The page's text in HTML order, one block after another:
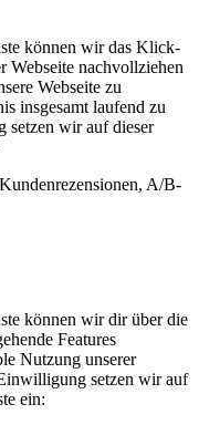
können wir das Klick-
Webseite nachvollziehen
Webseite zu
insgesamt laufend zu
setzen wir auf dieser
A/B-
können wir dir über die
Features
Nutzung unserer
setzen wir auf
ein: